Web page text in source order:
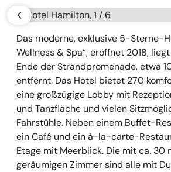
Galerie überspringen
vorherige
Das moderne, exklusive 5-Sterne-
Wellness & Spa“, eröffnet 2018,
Ende der Strandpromenade, etwa
entfernt. Das Hotel bietet 270
eine großzügige Lobby mit
und Tanzfläche und vielen
Fahrstühle. Neben einem Buffet-
ein Café und ein à-la-carte-
Etage mit Meerblick. Die mit ca. 30
geräumigen Zimmer sind alle mit